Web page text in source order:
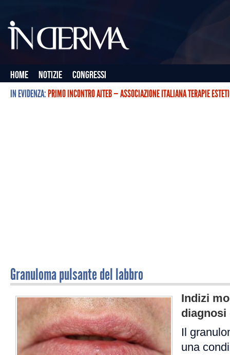
Home Notizie
Congressi
IN EVIDENZA:PRIMO INCONTRO AITEB — ASSOCIAZIONE ITALIANA TERAPIE
Granuloma pulsante del labbro
Indizi
diagnosi
Il
una